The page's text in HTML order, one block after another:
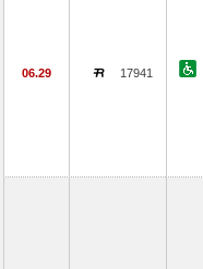
06.29 17941